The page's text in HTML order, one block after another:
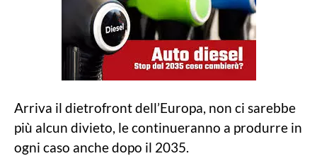
Arriva il dietrofront dell’Europa, non ci sarebbe
più alcun divieto, le continueranno a produrre in
ogni caso anche dopo il 2035.